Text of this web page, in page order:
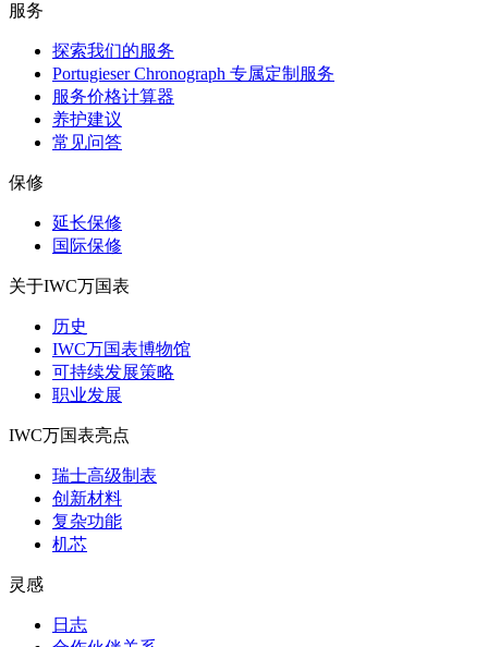
服务
探索我们的服务
Portugieser Chronograph 专属定制服务
服务价格计算器
养护建议
常见问答
保修
延长保修
国际保修
关于IWC万国表
历史
IWC万国表博物馆
可持续发展策略
职业发展
IWC万国表亮点
瑞士高级制表
创新材料
复杂功能
机芯
灵感
日志